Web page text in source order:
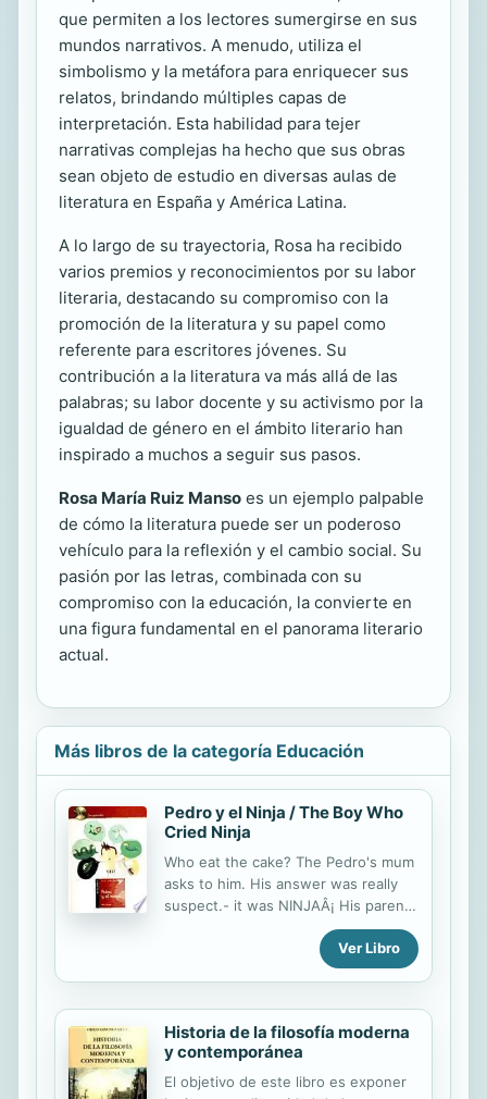
que permiten a los lectores sumergirse en sus
mundos narrativos. A menudo, utiliza el
simbolismo y la metáfora para enriquecer sus
relatos, brindando múltiples capas de
interpretación. Esta habilidad para tejer
narrativas complejas ha hecho que sus obras
sean objeto de estudio en diversas aulas de
literatura en España y América Latina.
A lo largo de su trayectoria, Rosa ha recibido
varios premios y reconocimientos por su labor
literaria, destacando su compromiso con la
promoción de la literatura y su papel como
referente para escritores jóvenes. Su
contribución a la literatura va más allá de las
palabras; su labor docente y su activismo por la
igualdad de género en el ámbito literario han
inspirado a muchos a seguir sus pasos.
Rosa María Ruiz Manso es un ejemplo palpable
de cómo la literatura puede ser un poderoso
vehículo para la reflexión y el cambio social. Su
pasión por las letras, combinada con su
compromiso con la educación, la convierte en
una figura fundamental en el panorama literario
actual.
Más libros de la categoría Educación
Pedro y el Ninja / The Boy Who
Cried Ninja
Who eat the cake? The Pedro's mum
asks to him. His answer was really
suspect.- it was NINJAÂ¡ His parents
never believe him and he decided to
meet all the ninjas in his home.
Ver Libro
Historia de la filosofía moderna
y contemporánea
El objetivo de este libro es exponer